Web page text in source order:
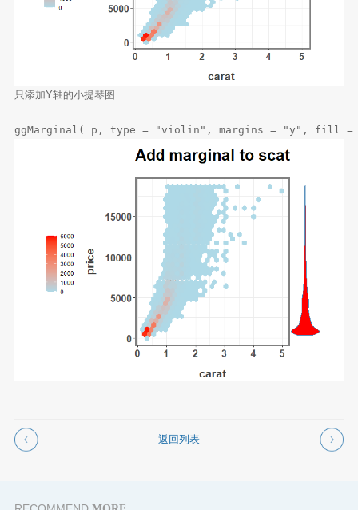
只添加Y轴的小提琴图
ggMarginal( p, type = "violin", margins = "y", fill
返回列表